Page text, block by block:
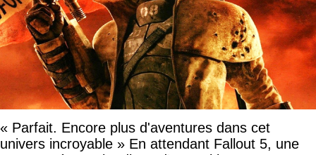
« Parfait. Encore plus d'aventures dans cet
univers incroyable » En attendant Fallout 5, une